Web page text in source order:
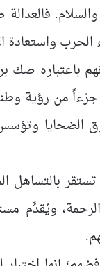
فالعدالة
واستعادة
باعتباره صك
من رؤية
الضحايا
بالتساهل
ويُقدَّم